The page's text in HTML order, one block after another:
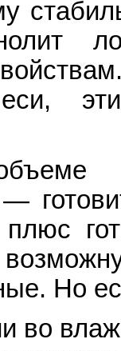
—
Но
во